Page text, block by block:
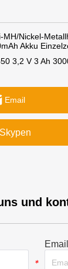
MH/Nickel-
Akku
3,2 V 3 Ah
Email
Skypen
und
*
Email